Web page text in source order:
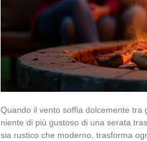
Quando il vento soffia dolcemente tra
niente di più gustoso di una serata
sia rustico che moderno, trasforma